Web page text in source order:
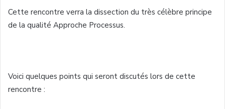
Cette rencontre verra la dissection du très célèbre principe
de la qualité Approche Processus.
Voici quelques points qui seront discutés lors de cette
rencontre :